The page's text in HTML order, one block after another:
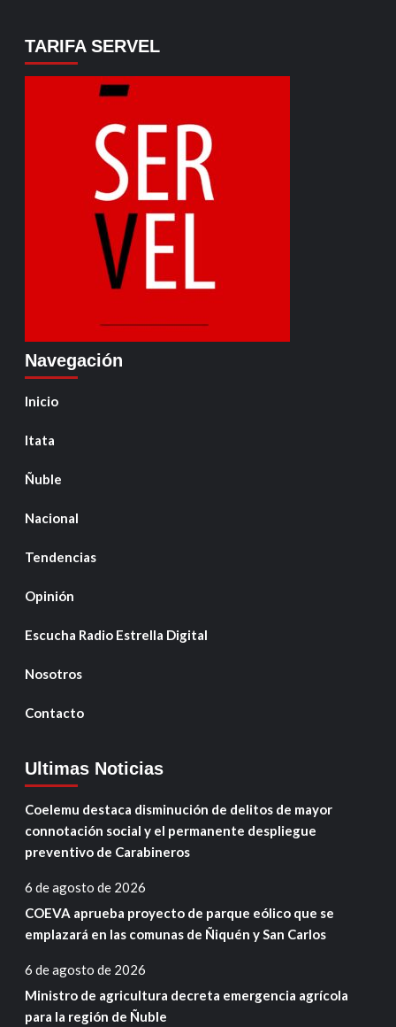
TARIFA SERVEL
Navegación
Inicio
Itata
Ñuble
Nacional
Tendencias
Opinión
Escucha Radio Estrella Digital
Nosotros
Contacto
Ultimas Noticias
Coelemu destaca disminución de delitos de mayor
connotación social y el permanente despliegue
preventivo de Carabineros
6 de agosto de 2026
COEVA aprueba proyecto de parque eólico que se
emplazará en las comunas de Ñiquén y San Carlos
6 de agosto de 2026
Ministro de agricultura decreta emergencia agrícola
para la región de Ñuble